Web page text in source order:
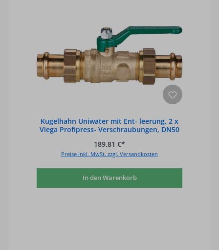
Kugelhahn Uniwater mit Ent- leerung, 2 x
Viega Profipress- Verschraubungen, DN50
189,81 €*
Preise inkl. MwSt. zzgl. Versandkosten
In den Warenkorb